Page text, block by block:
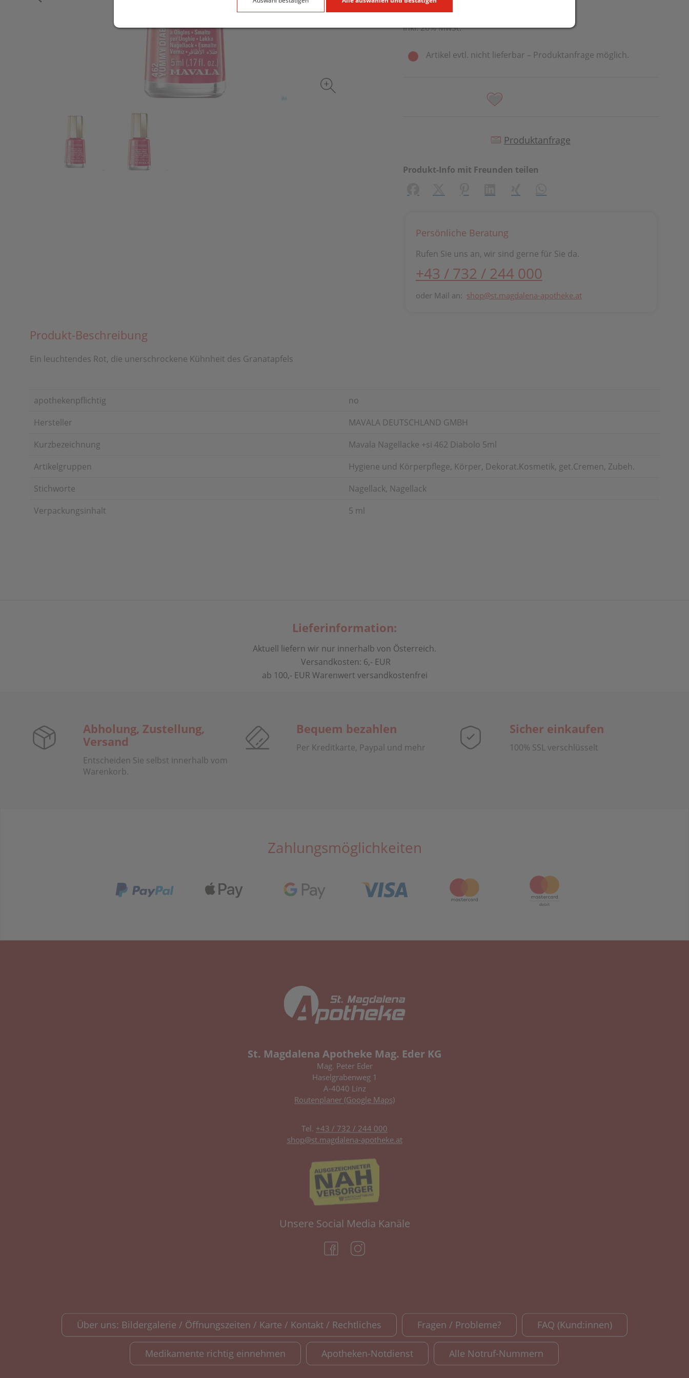
inkl. 20% MwSt.
Artikel evtl. nicht lieferbar – Produktanfrage möglich.
Produktanfrage
Produkt-Info mit Freunden teilen
Persönliche Beratung
Rufen Sie uns an, wir sind gerne für Sie da.
+43 / 732 / 244 000
oder Mail an: shop@st.magdalena-apotheke.at
Produkt-Beschreibung
Ein leuchtendes Rot, die unerschrockene Kühnheit des Granatapfels
apothekenpflichtig
no
Hersteller
MAVALA DEUTSCHLAND GMBH
Kurzbezeichnung
Mavala Nagellacke +si 462 Diabolo 5ml
Artikelgruppen
Hygiene und Körperpflege, Körper, Dekorat.Kosmetik, get.Cremen, Zubeh.
Stichworte
Nagellack, Nagellack
Verpackungsinhalt
5 ml
Lieferinformation:
Aktuell liefern wir nur innerhalb von Österreich.
Versandkosten: 6,- EUR
ab 100,- EUR Warenwert versandkostenfrei
Abholung, Zustellung,
Versand
Entscheiden Sie selbst innerhalb vom
Warenkorb.
Bequem bezahlen
Per Kreditkarte, Paypal und mehr
Sicher einkaufen
100% SSL verschlüsselt
Zahlungsmöglichkeiten
St. Magdalena Apotheke Mag. Eder KG
Mag. Peter Eder
Haselgrabenweg 1
A-4040 Linz
Routenplaner (Google Maps)
Tel. +43 / 732 / 244 000
shop@st.magdalena-apotheke.at
Unsere Social Media Kanäle
(öffnet in neuem Tab)
Über uns: Bildergalerie / Öffnungszeiten / Karte / Kontakt / Rechtliches Fragen / Probleme? FAQ (Kund:innen)
Medikamente richtig einnehmen Apotheken-Notdienst Alle Notruf-Nummern